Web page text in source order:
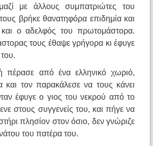
με άλλους συμπατριώτες του
βρήκε θανατηφόρα επιδημία και
ο αδελφός του πρωτομάστορα.
τους έθαψε γρήγορα κι έφυγε
πέρασε από ένα ελληνικό χωριό,
και τον παρακάλεσε να τους κάνει
έφυγε ο γιος του νεκρού από το
στους συγγενείς του, και πήγε να
πλησίον στον όσιο, δεν γνώριζε
του πατέρα του.